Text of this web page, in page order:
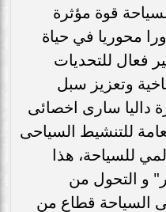
قوة مؤثرة
محوريا في حياة
فعال للتحديات
وتعزيز سبل
داليا سارى اخصائى
للتنشيط السياحى
للسياحة، هذا
و التحول من
السياحة قطاع من